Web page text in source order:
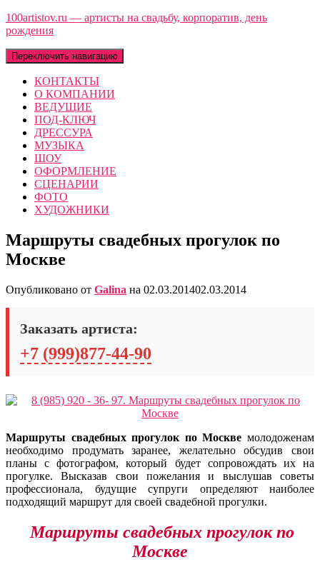
100artistov.ru — артисты на свадьбу, корпоратив, день
рождения
Переключить навигацию
КОНТАКТЫ
О КОМПАНИИ
ВЕДУЩИЕ
ПОД-КЛЮЧ
ДРЕССУРА
МУЗЫКА
ШОУ
ОФОРМЛЕНИЕ
СЦЕНАРИИ
ФОТО
ХУДОЖНИКИ
Маршруты свадебных прогулок по
Москве
Опубликовано от Galina на 02.03.201402.03.2014
Заказать артиста:
+7 (999)877-44-90
Маршруты свадебных прогулок по Москве молодоженам
необходимо продумать заранее, желательно обсудив свои
планы с фотографом, который будет сопровождать их на
прогулке. Высказав свои пожелания и выслушав советы
профессионала, будущие супруги определяют наиболее
подходящий маршрут для своей свадебной прогулки.
Маршруты свадебных прогулок по
Москве